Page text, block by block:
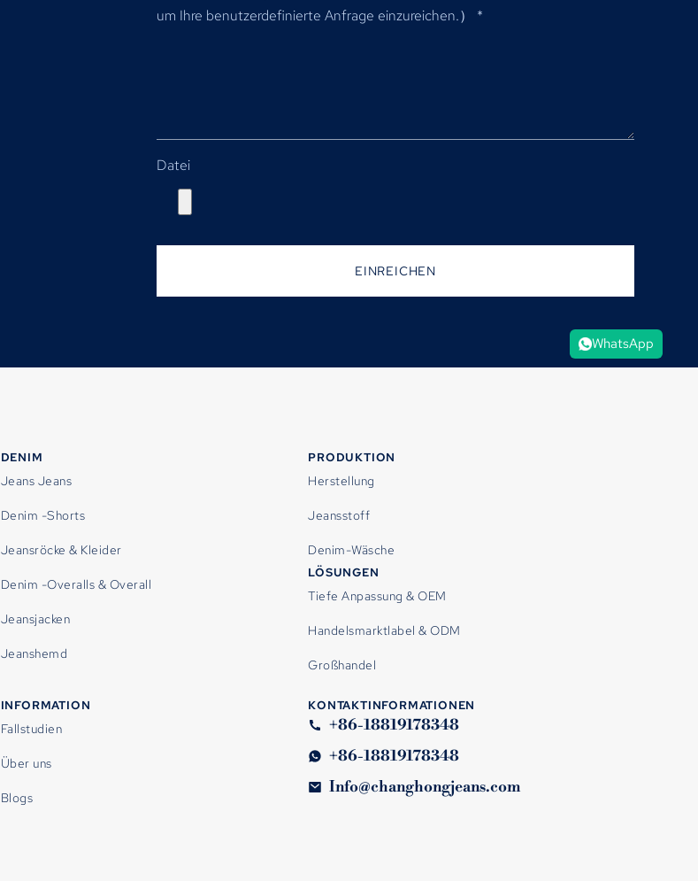
um Ihre benutzerdefinierte Anfrage einzureichen.）
*
Datei
EINREICHEN
DENIM
Jeans Jeans
Denim -Shorts
Jeansröcke & Kleider
Denim -Overalls & Overall
Jeansjacken
Jeanshemd
PRODUKTION
Herstellung
Jeansstoff
Denim-Wäsche
LÖSUNGEN
Tiefe Anpassung & OEM
Handelsmarktlabel & ODM
Großhandel
INFORMATION
Fallstudien
Über uns
Blogs
KONTAKTINFORMATIONEN
+86-18819178348
+86-18819178348
Info@changhongjeans.com
WhatsApp